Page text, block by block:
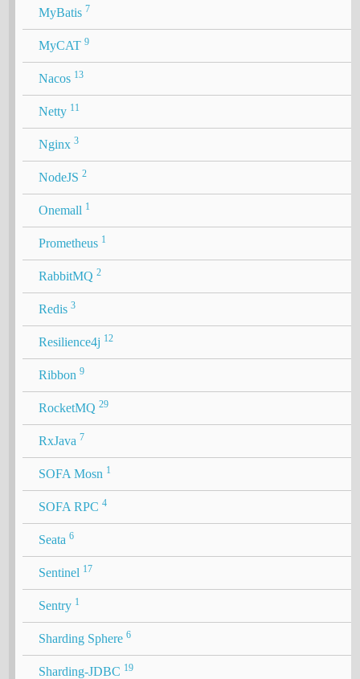
MyBatis 7
MyCAT 9
Nacos 13
Netty 11
Nginx 3
NodeJS 2
Onemall 1
Prometheus 1
RabbitMQ 2
Redis 3
Resilience4j 12
Ribbon 9
RocketMQ 29
RxJava 7
SOFA Mosn 1
SOFA RPC 4
Seata 6
Sentinel 17
Sentry 1
Sharding Sphere 6
Sharding-JDBC 19